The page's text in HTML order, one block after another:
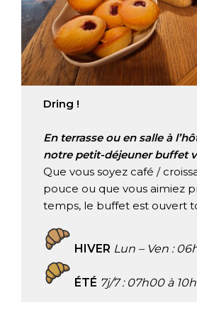
Chambre Accès PMR
Activités Aux Alentours
FAQ
Nos Services
Restaurant Et Petit-
Dring !
En terrasse ou en salle à
notre petit-déjeuner buffet
Que vous soyez café /
pouce ou que vous aimiez
temps, le buffet est ouvert
HIVER Lun – Ven :
ÉTÉ 7j/7 : 07h00 à